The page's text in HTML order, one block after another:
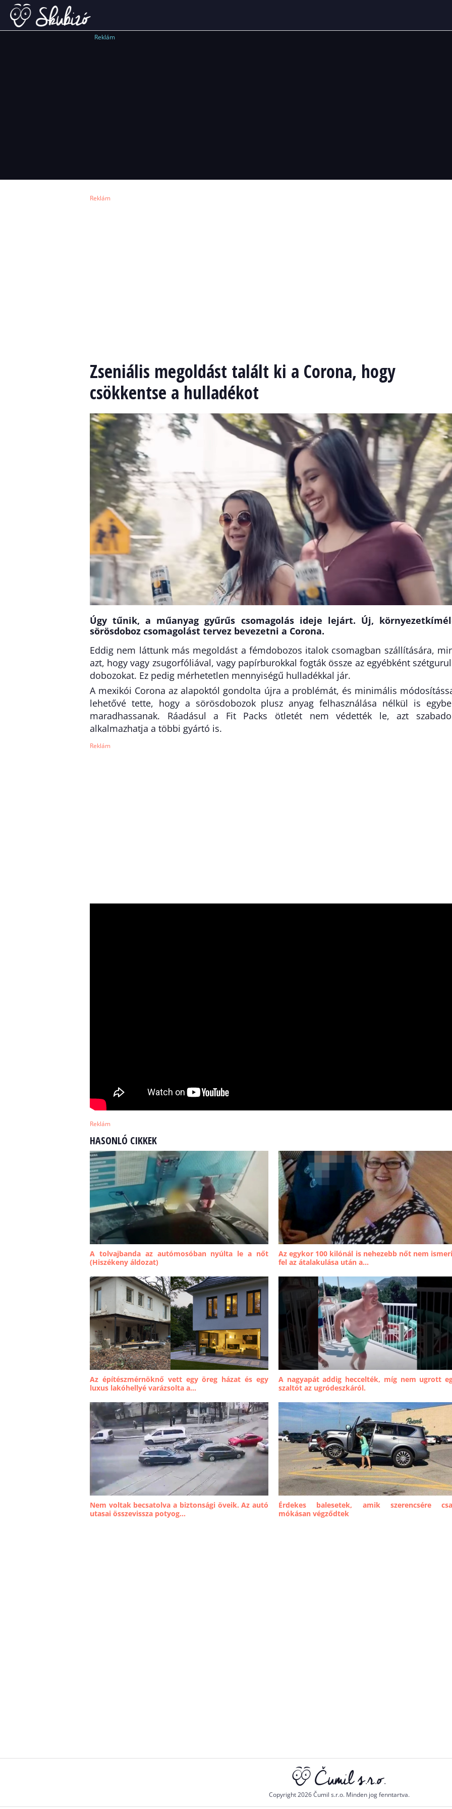
Reklám
Reklám
Zseniális megoldást talált ki a Corona, hogy
csökkentse a hulladékot
Úgy tűnik, a műanyag gyűrűs csomagolás ideje lejárt. Új,
sörösdoboz csomagolást tervez bevezetni a Corona.
Eddig nem láttunk más megoldást a fémdobozos italok csomagban szállítására,
azt, hogy vagy zsugorfóliával, vagy papírburokkal fogták össze az egyébként
dobozokat. Ez pedig mérhetetlen mennyiségű hulladékkal jár.
A mexikói Corona az alapoktól gondolta újra a problémát, és minimális
lehetővé tette, hogy a sörösdobozok plusz anyag felhasználása nélkül is
maradhassanak. Ráadásul a Fit Packs ötletét nem védették le, azt
alkalmazhatja a többi gyártó is.
Reklám
Reklám
HASONLÓ CIKKEK
A tolvajbanda az autómosóban nyúlta le a nőt
(Hiszékeny áldozat)
Az egykor 100 kilónál is nehezebb nőt nem
fel az átalakulása után a...
Az építészmérnöknő vett egy öreg házat és egy
luxus lakóhellyé varázsolta a...
A nagyapát addig heccelték, míg nem ugrott
szaltót az ugródeszkáról.
Nem voltak becsatolva a biztonsági öveik. Az autó
utasai összevissza potyog...
Érdekes balesetek, amik szerencsére
mókásan végződtek
Copyright 2026 Čumil s.r.o. Minden jog fenntartva.